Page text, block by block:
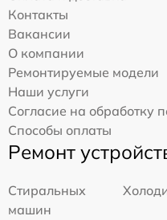
Контакты
Вакансии
О компании
Ремонтируемые модели
Наши услуги
Согласие на обработку
Способы оплаты
Ремонт
Стиральных
машин